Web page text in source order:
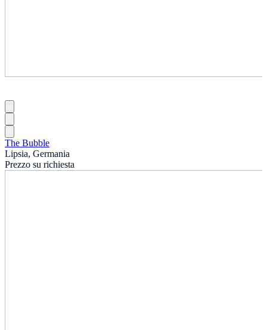
The Bubble
Lipsia, Germania
Prezzo su richiesta